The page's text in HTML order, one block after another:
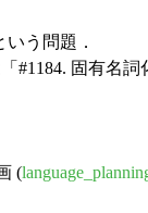
う問題．
#1184. 固有名詞
(